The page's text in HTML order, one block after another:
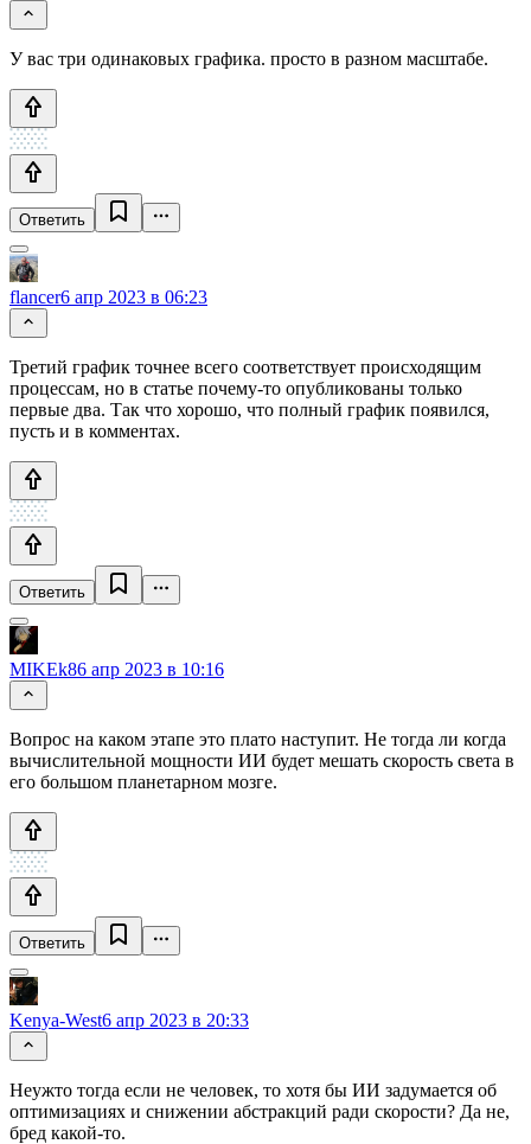
У вас три одинаковых графика. просто в разном масштабе.
Ответить
flancer6 апр 2023 в 06:23
Третий график точнее всего соответствует происходящим
процессам, но в статье почему-то опубликованы только
первые два. Так что хорошо, что полный график появился,
пусть и в комментах.
Ответить
MIKEk86 апр 2023 в 10:16
Вопрос на каком этапе это плато наступит. Не тогда ли когда
вычислительной мощности ИИ будет мешать скорость света в
его большом планетарном мозге.
Ответить
Kenya-West6 апр 2023 в 20:33
Неужто тогда если не человек, то хотя бы ИИ задумается об
оптимизациях и снижении абстракций ради скорости? Да не,
бред какой-то.